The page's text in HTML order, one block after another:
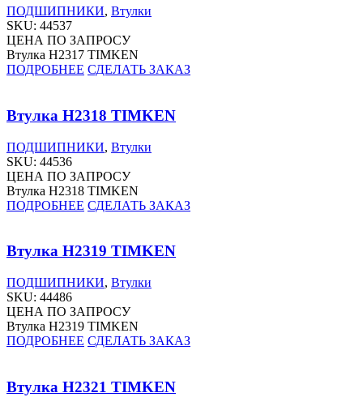
ПОДШИПНИКИ, Втулки
SKU: 44537
ЦЕНА ПО ЗАПРОСУ
Втулка H2317 TIMKEN
ПОДРОБНЕЕ СДЕЛАТЬ ЗАКАЗ
Втулка H2318 TIMKEN
ПОДШИПНИКИ, Втулки
SKU: 44536
ЦЕНА ПО ЗАПРОСУ
Втулка H2318 TIMKEN
ПОДРОБНЕЕ СДЕЛАТЬ ЗАКАЗ
Втулка H2319 TIMKEN
ПОДШИПНИКИ, Втулки
SKU: 44486
ЦЕНА ПО ЗАПРОСУ
Втулка H2319 TIMKEN
ПОДРОБНЕЕ СДЕЛАТЬ ЗАКАЗ
Втулка H2321 TIMKEN